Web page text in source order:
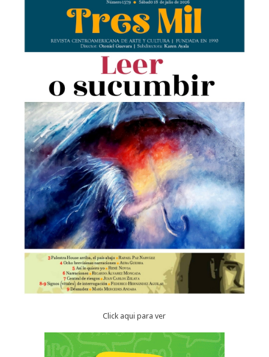
Click aqui para ver